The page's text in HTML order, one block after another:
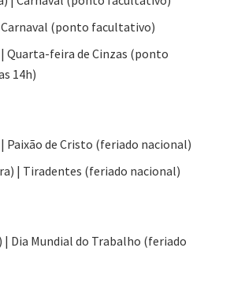
(ponto facultativo)
Quarta-feira de Cinzas (ponto
14h)
Paixão de Cristo (feriado nacional)
| Tiradentes (feriado nacional)
| Dia Mundial do Trabalho (feriado